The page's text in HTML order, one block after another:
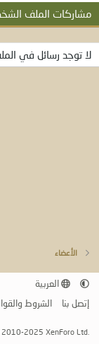
مشاركات الملف
لا توجد رسائل في
الأعضاء
العربية
إتصل بنا
الشروط
2025 XenForo Ltd.